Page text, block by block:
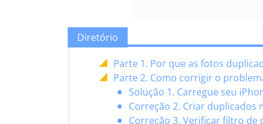
Diretório
Parte 1. Por que as fotos
Parte 2. Como corrigir o
Solução 1. Carregue seu
Correção 2. Criar duplicados
Correção 3. Verificar filtro de